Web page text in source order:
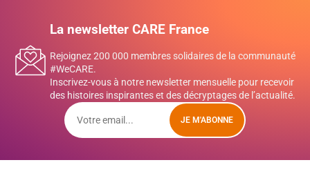
La newsletter CARE France
Rejoignez 200 000 membres solidaires de la communauté
#WeCARE.
Inscrivez-vous à notre newsletter mensuelle pour recevoir
des histoires inspirantes et des décryptages de l’actualité.
JE M'ABONNE